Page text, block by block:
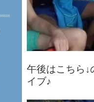
午後はこちら↓
イブ♪